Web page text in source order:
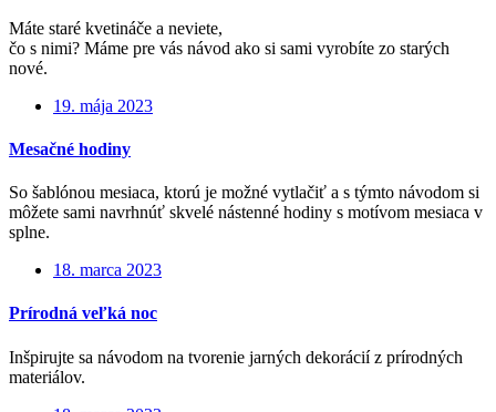
Máte staré kvetináče a neviete,
čo s nimi? Máme pre vás návod ako si sami vyrobíte zo starých
nové.
19. mája 2023
Mesačné hodiny
So šablónou mesiaca, ktorú je možné vytlačiť a s týmto návodom si
môžete sami navrhnúť skvelé nástenné hodiny s motívom mesiaca v
splne.
18. marca 2023
Prírodná veľká noc
Inšpirujte sa návodom na tvorenie jarných dekorácií z prírodných
materiálov.